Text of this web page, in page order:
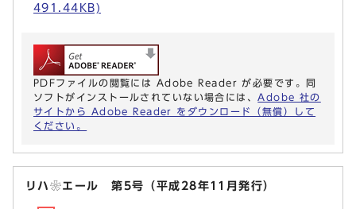
491.44KB)
PDFファイルの閲覧には Adobe Reader が必要です。同
ソフトがインストールされていない場合には、 Adobe 社の
サイトから Adobe Reader をダウンロード（無償）して
ください。
リハ❀エール 第5号（平成28年11月発行）